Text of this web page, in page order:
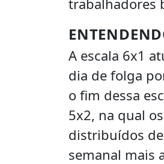
A escala 6x1
dia de folga
o fim dessa
5x2, na qual
distribuídos
semanal mais